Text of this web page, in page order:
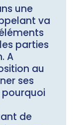
une
va
parties
A
au
ses
de